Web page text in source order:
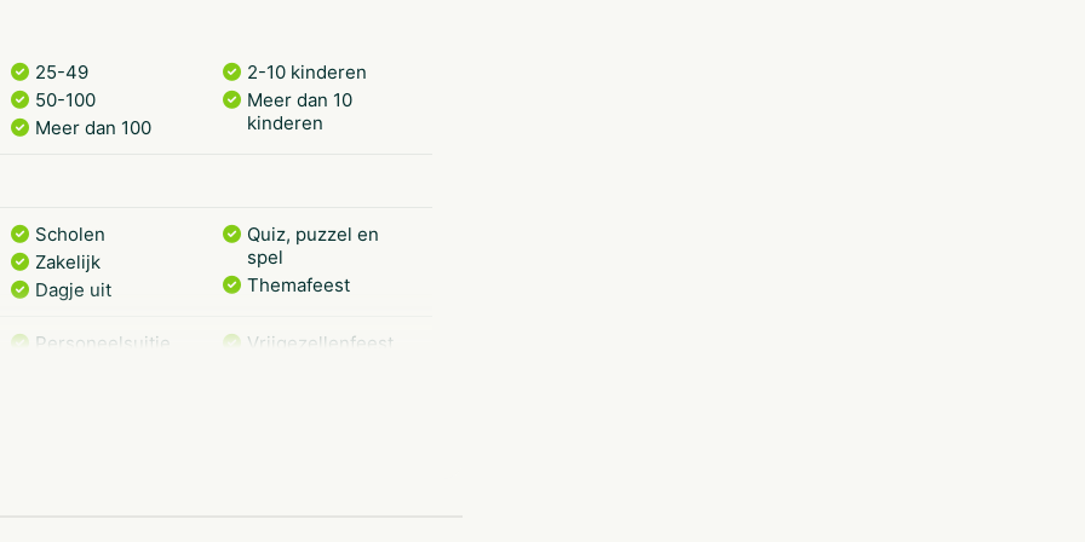
wils!
games en Drakenboot varen… laat je
horeca aan het langste strand van Brabant.
komt graag naar je toe!
25-49
50-100
Meer dan 100
2-10 kinderen
Meer dan 10
kinderen
Scholen
Zakelijk
Dagje uit
Quiz, puzzel en
spel
Themafeest
Personeelsuitje
Vrijgezellenfeest